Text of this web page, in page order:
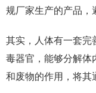
规厂家生产的产品，
其实，人体有一套完
毒器官，能够分解体
和废物的作用，将其